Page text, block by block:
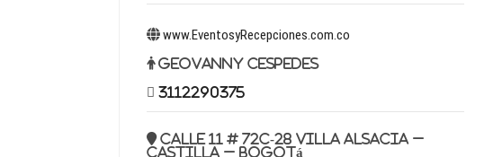
www.EventosyRecepciones.com.co
Geovanny Cespedes
3112290375
Calle 11 # 72c-28 Villa Alsacia –
Castilla – Bogotá